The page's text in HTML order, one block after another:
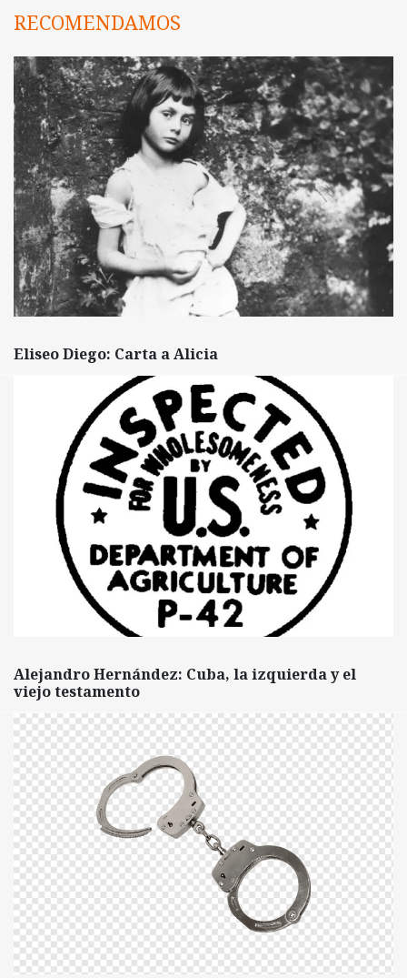
RECOMENDAMOS
Eliseo Diego: Carta a Alicia
Alejandro Hernández: Cuba, la izquierda y el
viejo testamento